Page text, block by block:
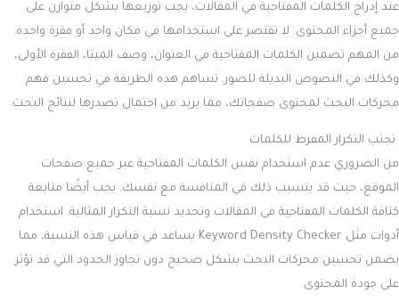
عند إدراج الكلمات المفتاحية في المقالات، يجب توزيعها بشكل متوازن على
جميع أجزاء المحتوى. لا تقتصر على استخدامها في مكان واحد أو فقرة واحدة.
من المهم تضمين الكلمات المفتاحية في العنوان، وصف الميتا، الفقرة الأولى،
وكذلك في النصوص البديلة للصور. تساهم هذه الطريقة في تحسين فهم
محركات البحث لمحتوى صفحاتك، مما يزيد من احتمال تصدرها لنتائج البحث.
تجنب التكرار المفرط للكلمات
من الضروري عدم استخدام نفس الكلمات المفتاحية عبر جميع صفحات
الموقع، حيث قد يتسبب ذلك في المنافسة مع نفسك. يجب أيضًا متابعة
كثافة الكلمات المفتاحية في المقالات وتحديد نسبة التكرار المثالية. استخدام
أدوات مثل Keyword Density Checker يساعد في قياس هذه النسبة، مما
يضمن تحسين محركات البحث بشكل صحيح دون تجاوز الحدود التي قد تؤثر
على جودة المحتوى.